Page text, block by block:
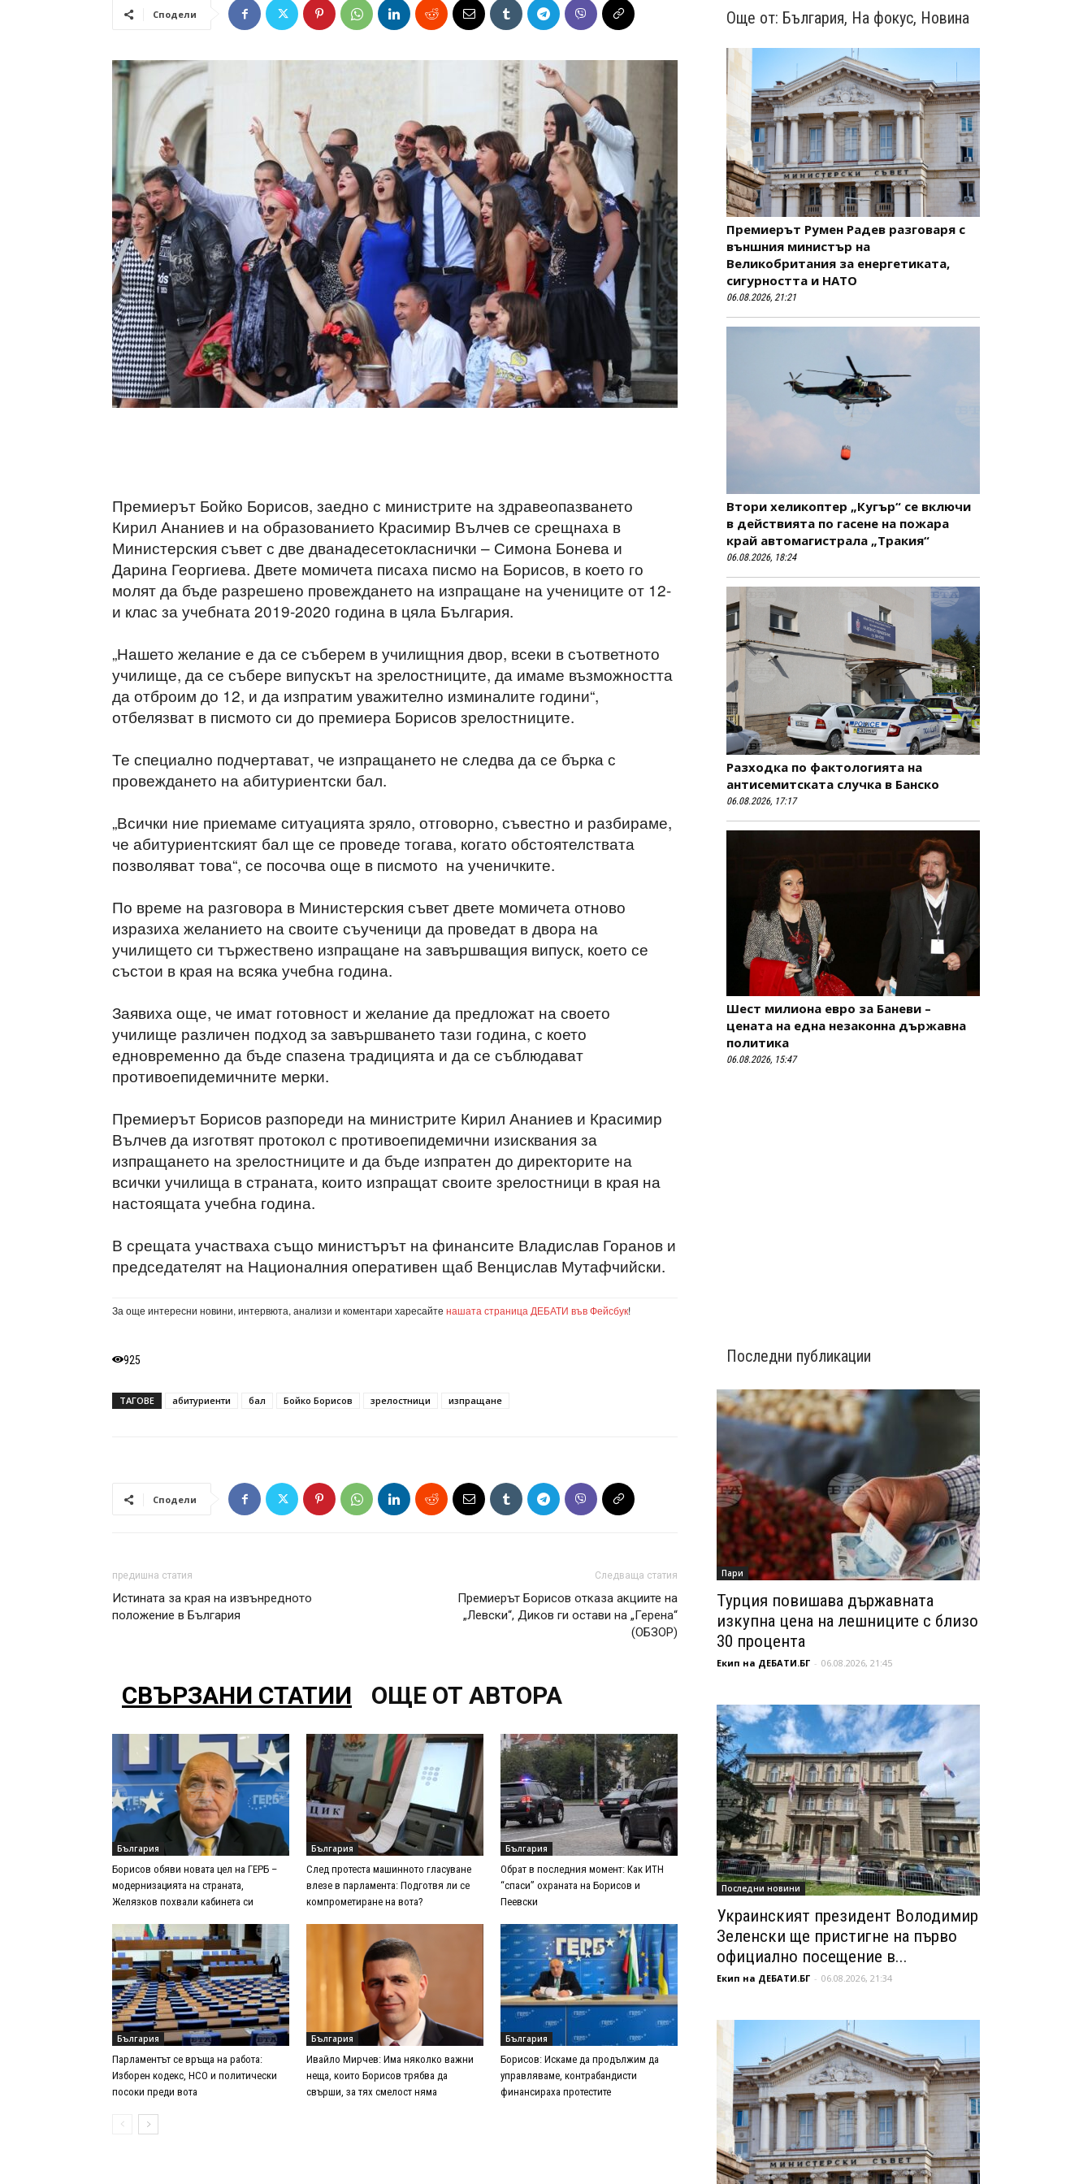
Сподели
Премиерът Бойко Борисов, заедно с министрите на здравеопазването
Кирил Ананиев и на образованието Красимир Вълчев се срещнаха в
Министерския съвет с две дванадесетокласнички – Симона Бонева и
Дарина Георгиева. Двете момичета писаха писмо на Борисов, в което го
молят да бъде разрешено провеждането на изпращане на учениците от 12-
и клас за учебната 2019-2020 година в цяла България.
„Нашето желание е да се съберем в училищния двор, всеки в съответното
училище, да се събере випускът на зрелостниците, да имаме възможността
да отброим до 12, и да изпратим уважително изминалите години“,
отбелязват в писмото си до премиера Борисов зрелостниците.
Те специално подчертават, че изпращането не следва да се бърка с
провеждането на абитуриентски бал.
„Всички ние приемаме ситуацията зряло, отговорно, съвестно и разбираме,
че абитуриентският бал ще се проведе тогава, когато обстоятелствата
позволяват това“, се посочва още в писмото на ученичките.
По време на разговора в Министерския съвет двете момичета отново
изразиха желанието на своите съученици да проведат в двора на
училището си тържествено изпращане на завършващия випуск, което се
състои в края на всяка учебна година.
Заявиха още, че имат готовност и желание да предложат на своето
училище различен подход за завършването тази година, с което
едновременно да бъде спазена традицията и да се съблюдават
противоепидемичните мерки.
Премиерът Борисов разпореди на министрите Кирил Ананиев и Красимир
Вълчев да изготвят протокол с противоепидемични изисквания за
изпращането на зрелостниците и да бъде изпратен до директорите на
всички училища в страната, които изпращат своите зрелостници в края на
настоящата учебна година.
В срещата участваха също министърът на финансите Владислав Горанов и
председателят на Националния оперативен щаб Венцислав Мутафчийски.
За още интересни новини, интервюта, анализи и коментари харесайте нашата страница ДЕБАТИ във Фейсбук!
925
ТАГОВЕ абитуриенти бал Бойко Борисов зрелостници изпращане
Сподели
предишна статия
Истината за края на извънредното
положение в България
Следваща статия
Премиерът Борисов отказа акциите на
„Левски“, Диков ги остави на „Герена“
(ОБЗОР)
СВЪРЗАНИ СТАТИИ ОЩЕ ОТ АВТОРА
България
Борисов обяви новата цел на ГЕРБ –
модернизацията на страната,
Желязков похвали кабинета си
България
След протеста машинното гласуване
влезе в парламента: Подготвя ли се
компрометиране на вота?
България
Обрат в последния момент: Как ИТН
“спаси” охраната на Борисов и
Пеевски
България
Парламентът се връща на работа:
Изборен кодекс, НСО и политически
посоки преди вота
България
Ивайло Мирчев: Има няколко важни
неща, които Борисов трябва да
свърши, за тях смелост няма
България
Борисов: Искаме да продължим да
управляваме, контрабандисти
финансираха протестите
Още от: България, На фокус, Новина
Премиерът Румен Радев разговаря с
външния министър на
Великобритания за енергетиката,
сигурността и НАТО
06.08.2026, 21:21
Втори хеликоптер „Кугър“ се включи
в действията по гасене на пожара
край автомагистрала „Тракия“
06.08.2026, 18:24
Разходка по фактологията на
антисемитската случка в Банско
06.08.2026, 17:17
Шест милиона евро за Баневи –
цената на една незаконна държавна
политика
06.08.2026, 15:47
Последни публикации
Пари
Турция повишава държавната
изкупна цена на лешниците с близо
30 процента
Екип на ДЕБАТИ.БГ - 06.08.2026, 21:45
Последни новини
Украинският президент Володимир
Зеленски ще пристигне на първо
официално посещение в...
Екип на ДЕБАТИ.БГ - 06.08.2026, 21:34